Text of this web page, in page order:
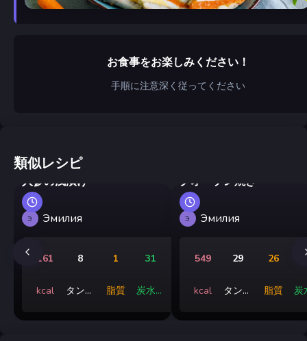
お食事をお楽しみください！
手順に注意深く従ってください
類似レシピ
ウクライナ風のきゅうりと
人参の浅漬け
Э Эмилия
161
kcal
8
タンパ
1
脂質
31
炭水化
クオーブン焼き
Э Эмилия
549
kcal
29
タンパ
26
脂質
炭